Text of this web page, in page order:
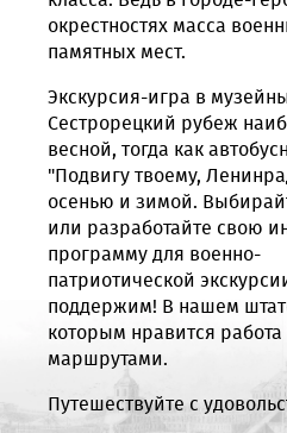
окрестностях масса
памятных мест.
Экскурсия-игра в
Сестрорецкий рубеж
весной, тогда как
"Подвигу твоему,
осенью и зимой.
или разработайте свою
программу для военно-
патриотической
поддержим! В нашем
которым нравится
маршрутами.
Путешествуйте с